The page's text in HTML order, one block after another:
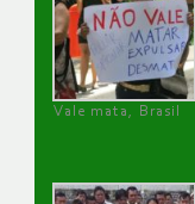
Vale mata, Brasil